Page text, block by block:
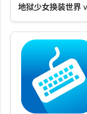
地狱少女换装世界